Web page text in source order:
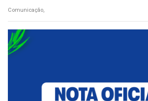
Comunicação,